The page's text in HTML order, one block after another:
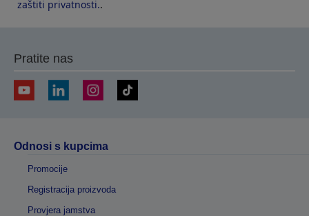
zaštiti privatnosti..
Pratite nas
Odnosi s kupcima
Promocije
Registracija proizvoda
Provjera jamstva